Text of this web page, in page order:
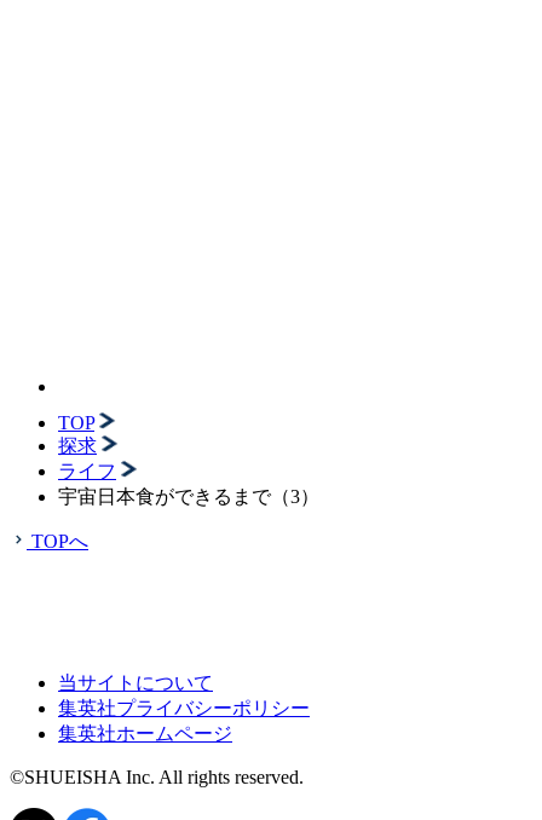
TOP
探求
ライフ
宇宙日本食ができるまで（3）
TOPへ
当サイトについて
集英社プライバシーポリシー
集英社ホームページ
©SHUEISHA Inc. All rights reserved.